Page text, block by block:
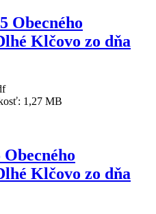
Obecného
Klčovo zo dňa
1,27 MB
Obecného
Klčovo zo dňa